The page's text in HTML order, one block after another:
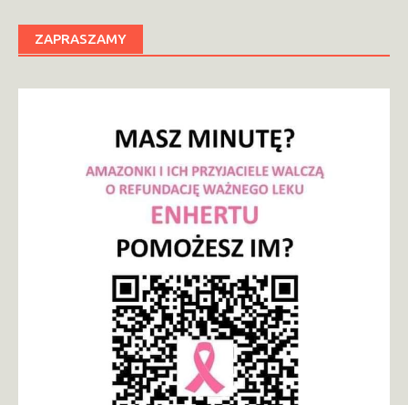
ZAPRASZAMY